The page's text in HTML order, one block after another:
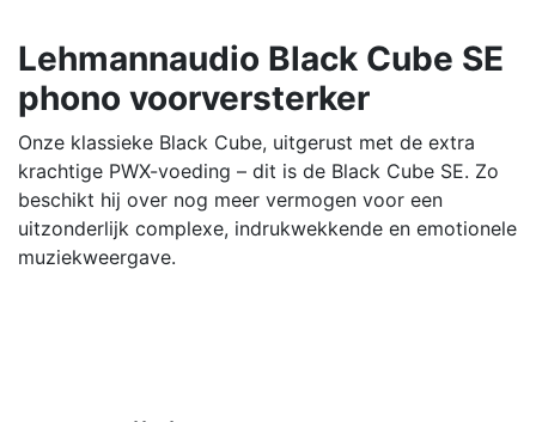
Lehmannaudio Black Cube SE
phono voorversterker
Onze klassieke Black Cube, uitgerust met de extra
krachtige PWX-voeding – dit is de Black Cube SE. Zo
beschikt hij over nog meer vermogen voor een
uitzonderlijk complexe, indrukwekkende en emotionele
muziekweergave.